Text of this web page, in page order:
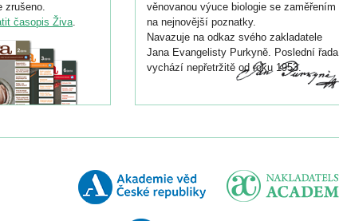
zrušeno.
časopis Živa.
věnovanou výuce biologie se zaměřením
na nejnovější poznatky.
Navazuje na odkaz svého zakladatele
Jana Evangelisty Purkyně. Poslední řada
vychází nepřetržitě od roku 1953.